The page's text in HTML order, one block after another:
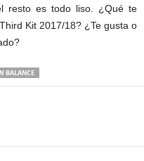
resto es todo liso. ¿Qué te
Kit 2017/18? ¿Te gusta o
BALANCE